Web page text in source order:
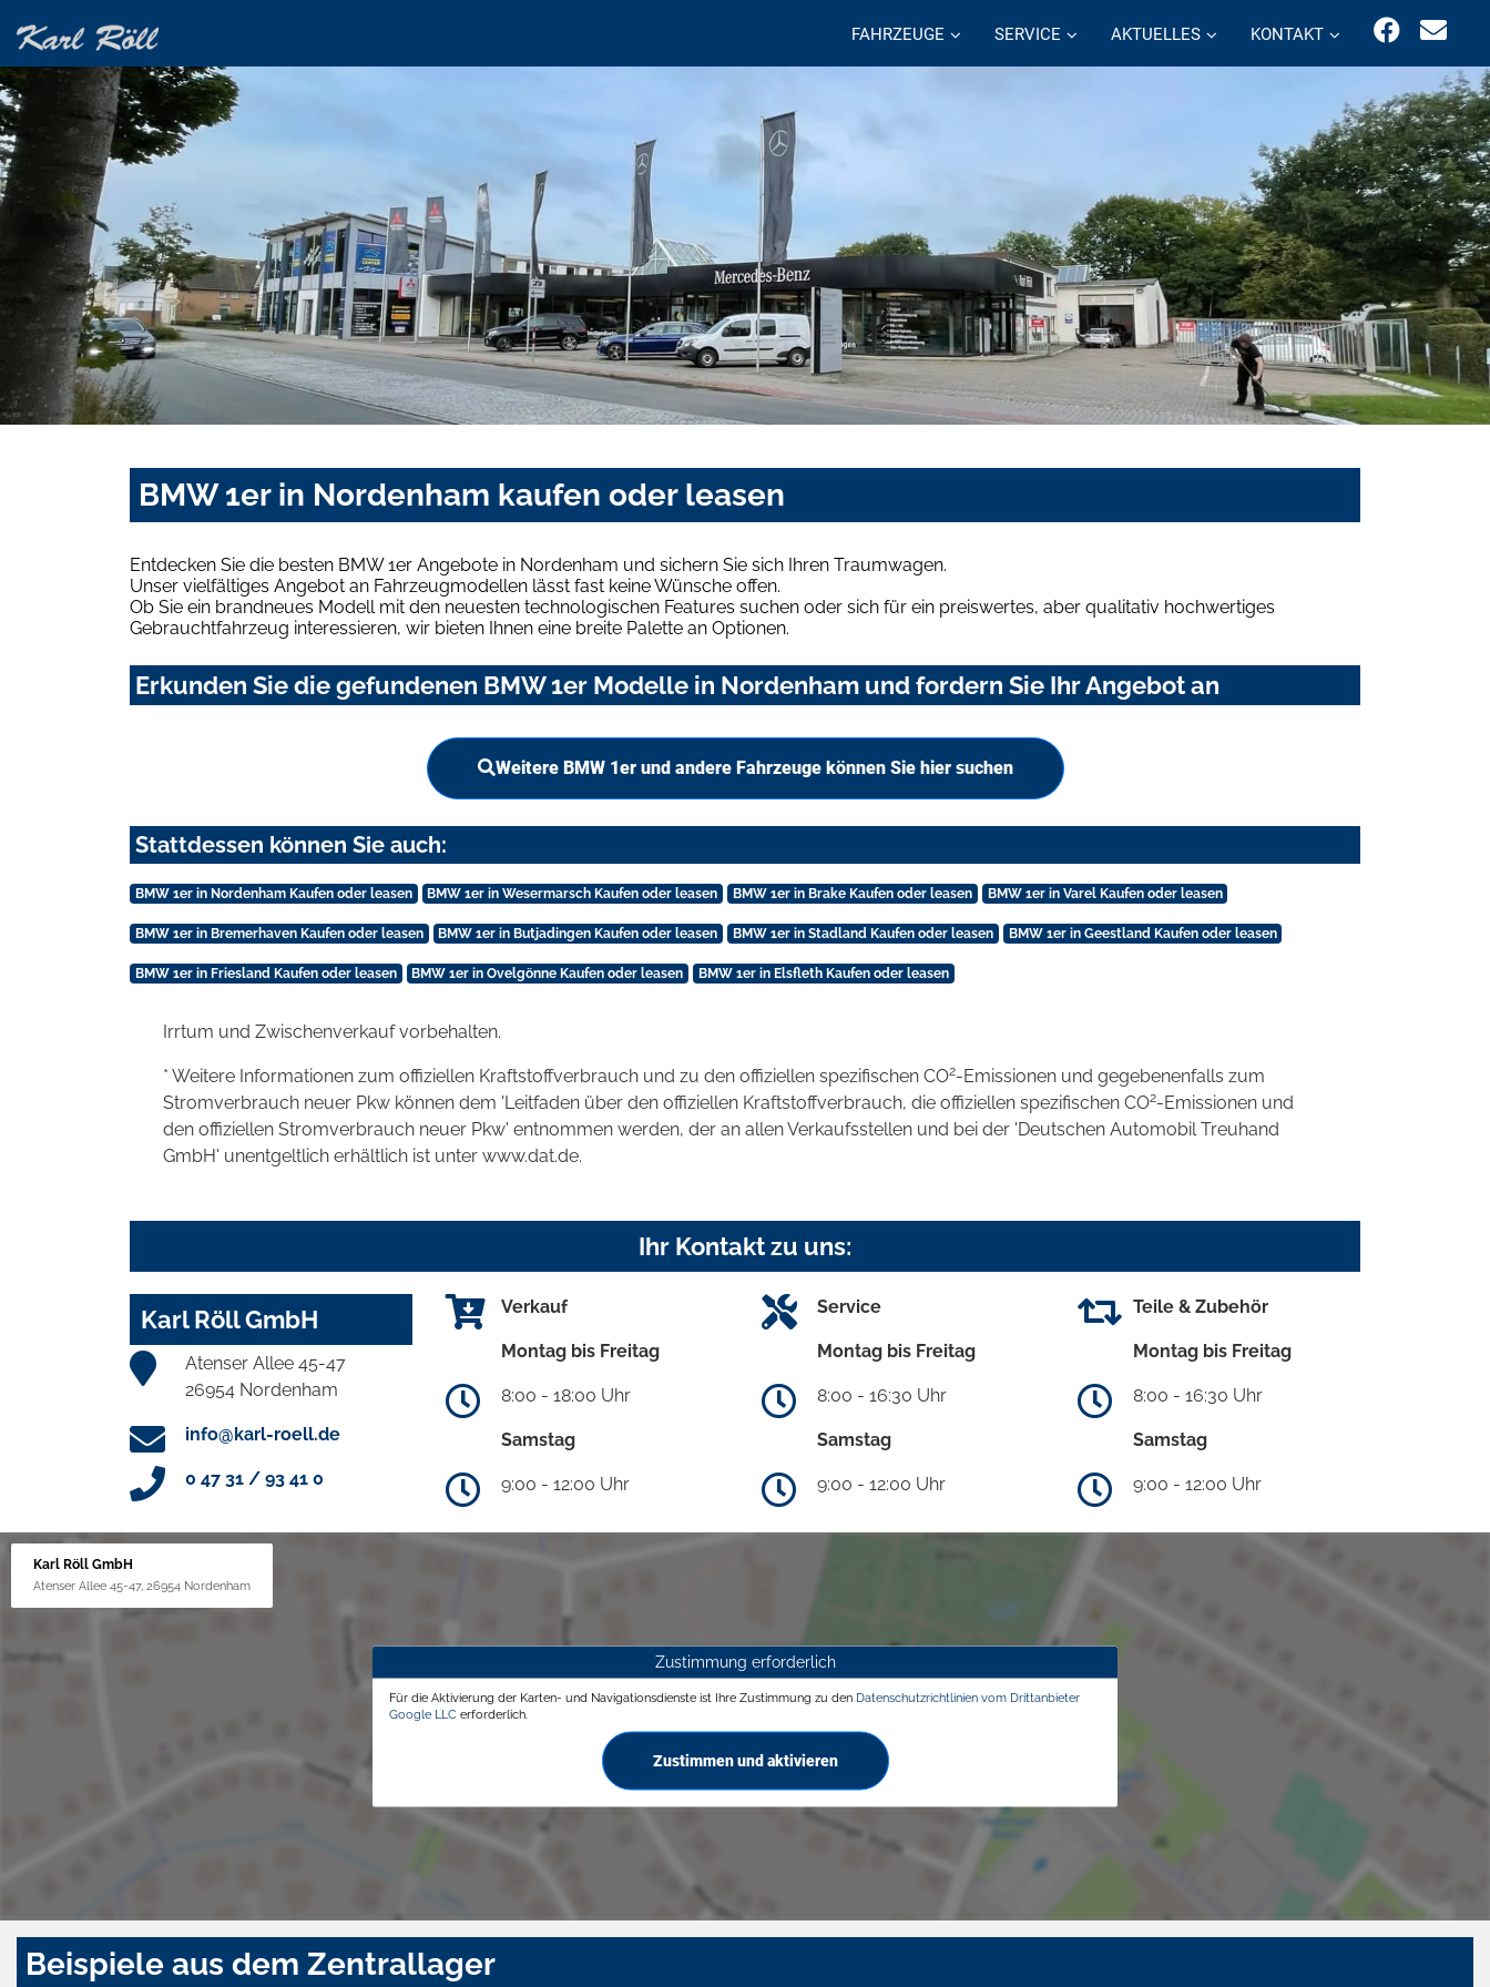
FAHRZEUGE SERVICE AKTUELLES KONTAKT
BMW 1er in Nordenham kaufen oder leasen
Entdecken Sie die besten BMW 1er Angebote in Nordenham und sichern Sie sich Ihren Traumwagen.
Unser vielfältiges Angebot an Fahrzeugmodellen lässt fast keine Wünsche offen.
Ob Sie ein brandneues Modell mit den neuesten technologischen Features suchen oder sich für ein preiswertes, aber qualitativ hochwertiges
Gebrauchtfahrzeug interessieren, wir bieten Ihnen eine breite Palette an Optionen.
Erkunden Sie die gefundenen BMW 1er Modelle in Nordenham und fordern Sie Ihr Angebot an
Weitere BMW 1er und andere Fahrzeuge können Sie hier suchen
Stattdessen können Sie auch:
BMW 1er in Nordenham Kaufen oder leasen BMW 1er in Wesermarsch Kaufen oder leasen BMW 1er in Brake Kaufen oder leasen BMW 1er in Varel Kaufen oder leasen
BMW 1er in Bremerhaven Kaufen oder leasen BMW 1er in Butjadingen Kaufen oder leasen BMW 1er in Stadland Kaufen oder leasen BMW 1er in Geestland Kaufen oder leasen
BMW 1er in Friesland Kaufen oder leasen BMW 1er in Ovelgönne Kaufen oder leasen BMW 1er in Elsfleth Kaufen oder leasen
Irrtum und Zwischenverkauf vorbehalten.
* Weitere Informationen zum offiziellen Kraftstoffverbrauch und zu den offiziellen spezifischen CO2-Emissionen und gegebenenfalls zum
Stromverbrauch neuer Pkw können dem 'Leitfaden über den offiziellen Kraftstoffverbrauch, die offiziellen spezifischen CO2-Emissionen und
den offiziellen Stromverbrauch neuer Pkw' entnommen werden, der an allen Verkaufsstellen und bei der 'Deutschen Automobil Treuhand
GmbH' unentgeltlich erhältlich ist unter www.dat.de.
Ihr Kontakt zu uns:
Karl Röll GmbH
Atenser Allee 45-47
26954 Nordenham
info@karl-roell.de
0 47 31 / 93 41 0
Verkauf
Montag bis Freitag
8:00 - 18:00 Uhr
Samstag
9:00 - 12:00 Uhr
Service
Montag bis Freitag
8:00 - 16:30 Uhr
Samstag
9:00 - 12:00 Uhr
Teile & Zubehör
Montag bis Freitag
8:00 - 16:30 Uhr
Samstag
9:00 - 12:00 Uhr
Karl Röll GmbH
Atenser Allee 45-47, 26954 Nordenham
Zustimmung erforderlich
Für die Aktivierung der Karten- und Navigationsdienste ist Ihre Zustimmung zu den Datenschutzrichtlinien vom Drittanbieter
Google LLC erforderlich.
Zustimmen und aktivieren
Beispiele aus dem Zentrallager